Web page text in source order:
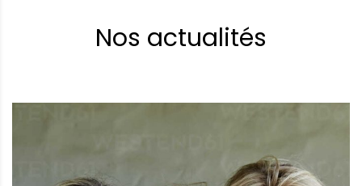
Nos actualités